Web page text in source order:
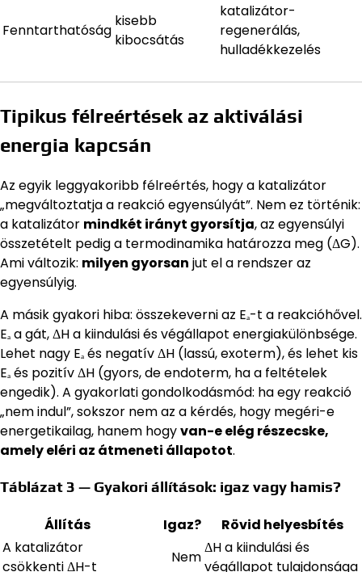
Fenntarthatóság
kisebb
kibocsátás
katalizátor-
regenerálás,
hulladékkezelés
Tipikus félreértések az aktiválási
energia kapcsán
Az egyik leggyakoribb félreértés, hogy a katalizátor
„megváltoztatja a reakció egyensúlyát”. Nem ez történik:
a katalizátor mindkét irányt gyorsítja, az egyensúlyi
összetételt pedig a termodinamika határozza meg (ΔG).
Ami változik: milyen gyorsan jut el a rendszer az
egyensúlyig.
A másik gyakori hiba: összekeverni az Eₐ-t a reakcióhővel.
Eₐ a gát, ΔH a kiindulási és végállapot energiakülönbsége.
Lehet nagy Eₐ és negatív ΔH (lassú, exoterm), és lehet kis
Eₐ és pozitív ΔH (gyors, de endoterm, ha a feltételek
engedik). A gyakorlati gondolkodásmód: ha egy reakció
„nem indul”, sokszor nem az a kérdés, hogy megéri-e
energetikailag, hanem hogyvan-e elég részecske,
amely eléri az átmeneti állapotot.
Táblázat 3 — Gyakori állítások: igaz vagy hamis?
Állítás Igaz?
Rövid helyesbítés
A katalizátor
csökkenti ΔH-t
Nem
ΔH a kiindulási és
végállapot tulajdonsága